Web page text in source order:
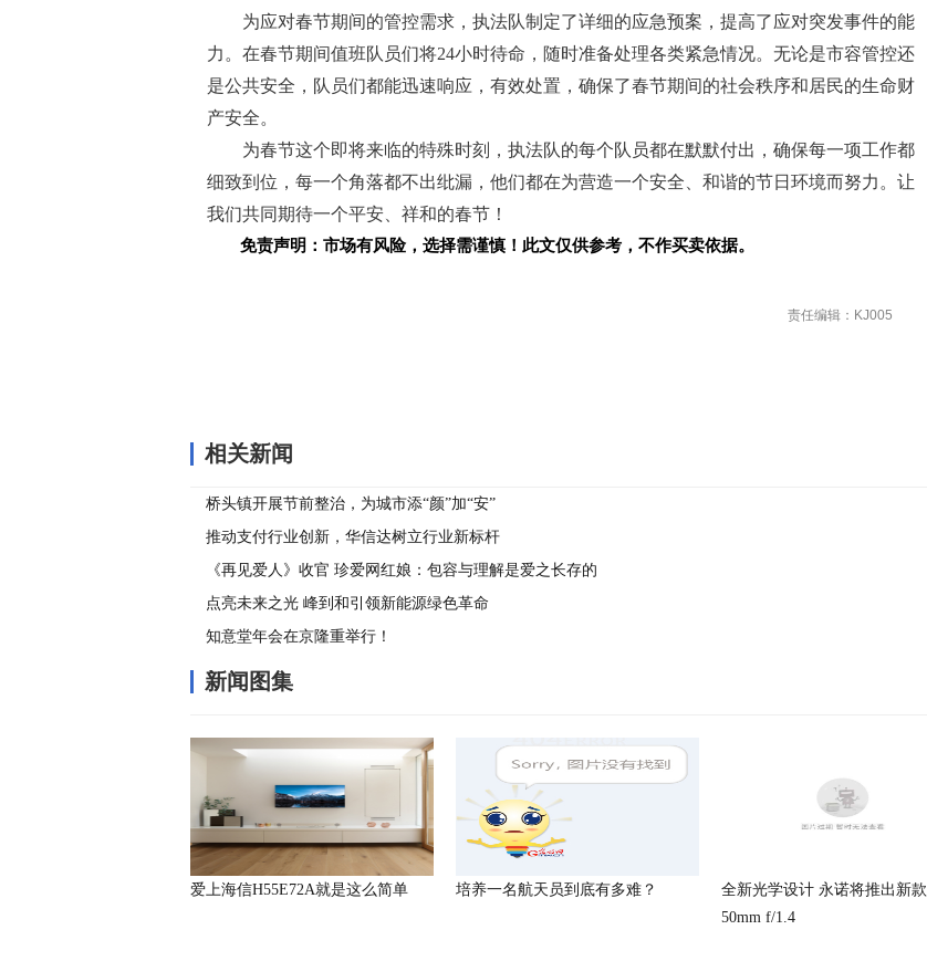
为应对春节期间的管控需求，执法队制定了详细的应急预案，提高了应对突发事件的能
力。在春节期间值班队员们将24小时待命，随时准备处理各类紧急情况。无论是市容管控还
是公共安全，队员们都能迅速响应，有效处置，确保了春节期间的社会秩序和居民的生命财
产安全。
为春节这个即将来临的特殊时刻，执法队的每个队员都在默默付出，确保每一项工作都
细致到位，每一个角落都不出纰漏，他们都在为营造一个安全、和谐的节日环境而努力。让
我们共同期待一个平安、祥和的春节！
免责声明：市场有风险，选择需谨慎！此文仅供参考，不作买卖依据。
责任编辑：KJ005
相关新闻
桥头镇开展节前整治，为城市添“颜”加“安”
推动支付行业创新，华信达树立行业新标杆
《再见爱人》收官 珍爱网红娘：包容与理解是爱之长存的
基石
点亮未来之光 峰到和引领新能源绿色革命
知意堂年会在京隆重举行！
新闻图集
爱上海信H55E72A就是这么简单 培养一名航天员到底有多难？
全新光学设计 永诺将推出新款
50mm f/1.4